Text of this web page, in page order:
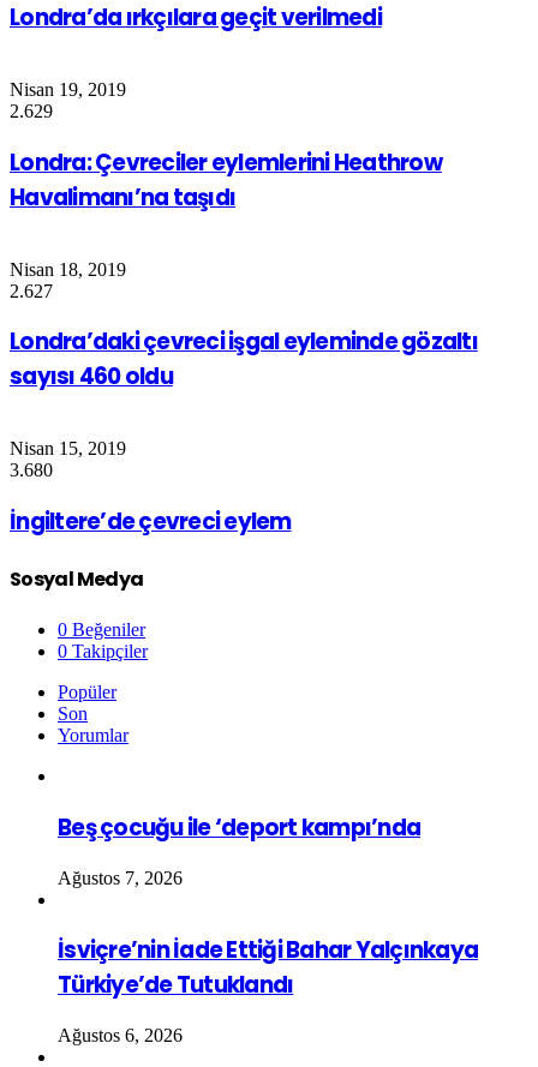
Londra’da ırkçılara geçit verilmedi
Nisan 19, 2019
2.629
Londra: Çevreciler eylemlerini Heathrow
Havalimanı’na taşıdı
Nisan 18, 2019
2.627
Londra’daki çevreci işgal eyleminde gözaltı
sayısı 460 oldu
Nisan 15, 2019
3.680
İngiltere’de çevreci eylem
Sosyal Medya
0 Beğeniler
0 Takipçiler
Popüler
Son
Yorumlar
Beş çocuğu ile ‘deport kampı’nda
Ağustos 7, 2026
İsviçre’nin İade Ettiği Bahar Yalçınkaya
Türkiye’de Tutuklandı
Ağustos 6, 2026